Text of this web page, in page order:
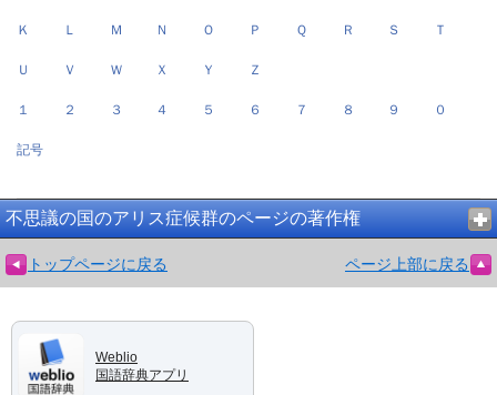
Ｋ Ｌ Ｍ Ｎ Ｏ Ｐ Ｑ Ｒ Ｓ Ｔ
Ｕ Ｖ Ｗ Ｘ Ｙ Ｚ
１ ２ ３ ４ ５ ６ ７ ８ ９ ０
記号
不思議の国のアリス症候群のページの著作権
トップページに戻る ページ上部に戻る
Weblio
国語辞典アプリ